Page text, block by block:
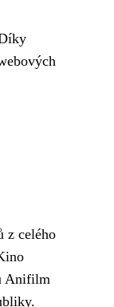
z celého
Anifilm